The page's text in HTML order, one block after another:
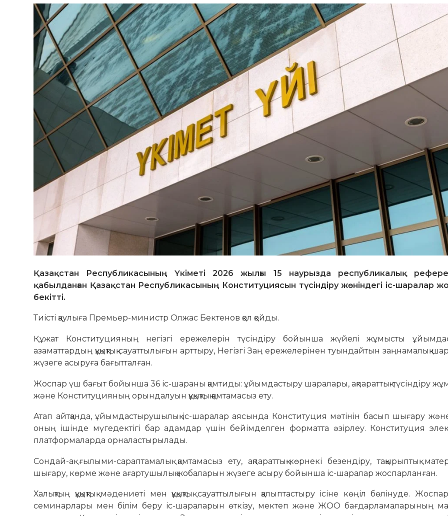
Қазақстан Республикасының Үкіметі 2026 жылғы 15 наурызда республикалық
қабылданған Қазақстан Республикасының Конституциясын түсіндіру жөніндегі іс-шаралар
бекітті.
Тиісті қаулыға Премьер-министр Олжас Бектенов қол қойды.
Құжат Конституцияның негізгі ережелерін түсіндіру бойынша жүйелі жұмысты
азаматтардың құқықтық сауаттылығын арттыру, Негізгі Заң ережелерінен туындайтын заңнамалық
жүзеге асыруға бағытталған.
Жоспар үш бағыт бойынша 36 іс-шараны қамтиды: ұйымдастыру шаралары, ақпараттық-түсіндіру
және Конституцияның орындалуын құқықтық қамтамасыз ету.
Атап айтқанда, ұйымдастырушылық іс-шаралар аясында Конституция мәтінін басып шығару
оның ішінде мүгедектігі бар адамдар үшін бейімделген форматта әзірлеу. Конституция
платформаларда орналастырылады.
Сондай-ақ ғылыми-сараптамалық қамтамасыз ету, ақпараттық-көрнекі безендіру, тақырыптық
шығару, көрме және ағартушылық жобаларын жүзеге асыру бойынша іс-шаралар жоспарланған.
Халықтың құқықтық мәдениеті мен құқықтық сауаттылығын қалыптастыру ісіне көңіл бөлінуде.
семинарлары мен білім беру іс-шараларын өткізу, мектеп және ЖОО бағдарламаларының